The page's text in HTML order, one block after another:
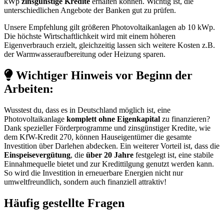
unterschiedlichen Angebote der Banken gut zu prüfen.
Unsere Empfehlung gilt größeren Photovoltaikanlagen ab 10 kWp.
Die höchste Wirtschaftlichkeit wird mit einem höheren
Eigenverbrauch erzielt, gleichzeitig lassen sich weitere Kosten z.B.
der Warmwasseraufbereitung oder Heizung sparen.
Wichtiger Hinweis vor Beginn der
Arbeiten:
Wusstest du, dass es in Deutschland möglich ist, eine
Photovoltaikanlage komplett ohne Eigenkapital zu finanzieren?
Dank spezieller Förderprogramme und zinsgünstiger Kredite, wie
dem KfW-Kredit 270, können Hauseigentümer die gesamte
Investition über Darlehen abdecken. Ein weiterer Vorteil ist, dass die
Einspeisevergütung, die über 20 Jahre festgelegt ist, eine stabile
Einnahmequelle bietet und zur Kredittilgung genutzt werden kann.
So wird die Investition in erneuerbare Energien nicht nur
umweltfreundlich, sondern auch finanziell attraktiv!
Häufig gestellte Fragen